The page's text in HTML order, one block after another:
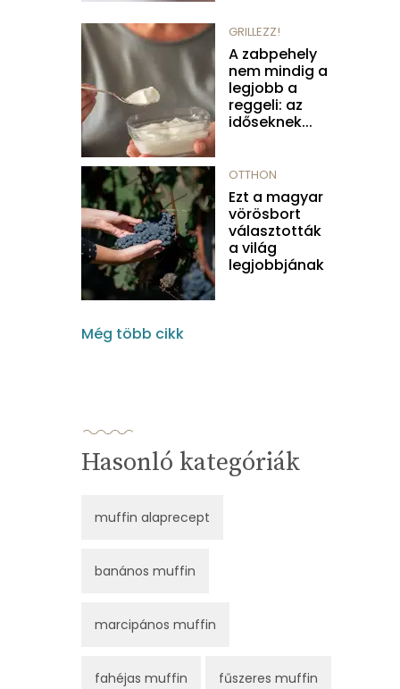
GRILLEZZ!
A zabpehely
nem mindig a
legjobb a
reggeli: az
időseknek...
OTTHON
Ezt a magyar
vörösbort
választották
a világ
legjobbjának
Még több cikk
Hasonló kategóriák
muffin alaprecept
banános muffin
marcipános muffin
fahéjas muffin fűszeres muffin